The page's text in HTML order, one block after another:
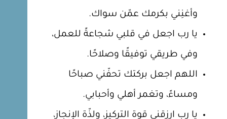
وأغنِني بكرمك عمّن سواك.
يا رب اجعل في قلبي شجاعةً للعمل،
وفي طريقي توفيقًا وصلاحًا.
اللهم اجعل بركتك تحفّني صباحًا
ومساءً، وتغمر أهلي وأحبابي.
يا رب ارزقني قوة التركيز، ولذّة الإنجاز،